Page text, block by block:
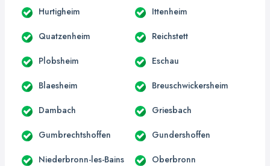
Hurtigheim Ittenheim
Quatzenheim Reichstett
Plobsheim Eschau
Blaesheim Breuschwickersheim
Dambach Griesbach
Gumbrechtshoffen Gundershoffen
Niederbronn-les-Bains Oberbronn